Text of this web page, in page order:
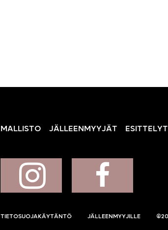
MALLISTO JÄLLEENMYYJÄT ESITTELYT
TIETOSUOJAKÄYTÄNTÖ JÄLLEENMYYJILLE